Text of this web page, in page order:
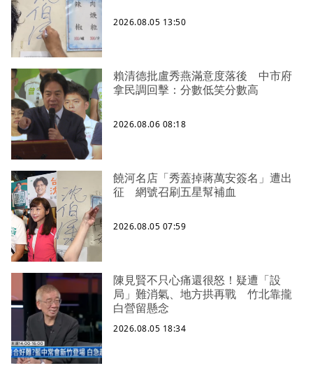
2026.08.05 13:50
賴清德批盧秀燕滿意度落後 中市府
拿民調回擊：分數低笑分數高
2026.08.06 08:18
饒河名店「秀蓋掉蔣萬安簽名」遭出
征 網號召刷五星幫補血
2026.08.05 07:59
陳見賢不只心痛還很怒！疑遭「設
局」難消氣、地方拱再戰 竹北靠攏
白營留懸念
2026.08.05 18:34